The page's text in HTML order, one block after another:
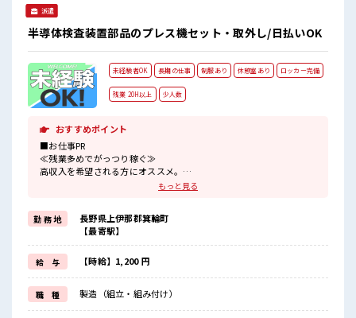
派遣
半導体検査装置部品のプレス機セット・取外し/日払いOK
未経験者OK 長期の仕事 制服あり 休憩室あり ロッカー完備
残業 20H以上 少人数
おすすめポイント
■お仕事PR
≪残業多めでがっつり稼ぐ≫
高収入を希望される方にオススメ。
残業は月20時間以上あります♪
制服があるので、
毎日の服装の悩み解消♪
≪未経験OKの仕事≫
新しいことにチャレンジするのは不安だけど、
しっかり働く環境が整っています！
イチからスキルUP・ステップUP目指していきましょう！
≪様々なお仕事をご提案≫
一人で悩まず気軽に相談できる、
派遣のお仕事です！
もっと見る
勤 務 地
長野県上伊那郡箕輪町
【最寄駅】
給 与 【時給】1,200 円
職 種 製造（組立・組み付け）